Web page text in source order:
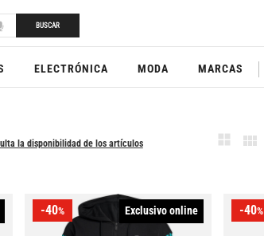
BUSCAR
ELECTRÓNICA MODA MARCAS
la disponibilidad de los artículos
-40% Exclusivo online -40%